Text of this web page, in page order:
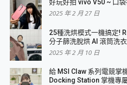
好玩好拍 vivo V50 ~ 口
2025 年 2 月 27 日
25種洗烘模式一機搞定!
分子篩洗脫烘 AI 滾筒洗
2025 年 2 月 10 日
給 MSI Claw 系列電競掌
Docking Station 掌機專